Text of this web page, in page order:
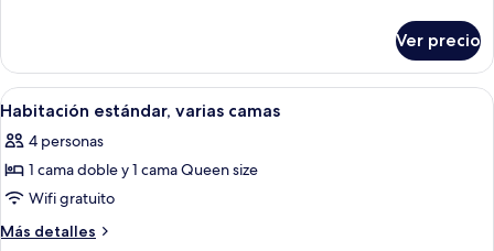
cama
Queen
size
estándar,
cama
size
Ver precio
Abrir
todas
las
fotos
de
Habitación
Una habitación de hotel con cama,
2
Habitación estándar, varias camas
4 personas
1 cama doble y 1 cama Queen size
Wifi gratuito
Más detalles
Más